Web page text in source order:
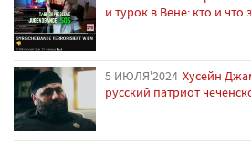
и турок в Вене: кто и что
5 ИЮЛЯ'2024 Хусейн
русский патриот